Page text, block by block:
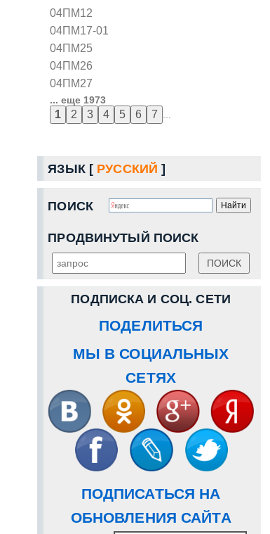
04ПМ12
04ПМ17-01
04ПМ25
04ПМ26
04ПМ27
... еще 1973
ЯЗЫК [ РУССКИЙ ]
ПОИСК
ПРОДВИНУТЫЙ ПОИСК
ПОДПИСКА И СОЦ. СЕТИ
ПОДЕЛИТЬСЯ
МЫ В СОЦИАЛЬНЫХ
СЕТЯХ
ПОДПИСАТЬСЯ НА
ОБНОВЛЕНИЯ САЙТА